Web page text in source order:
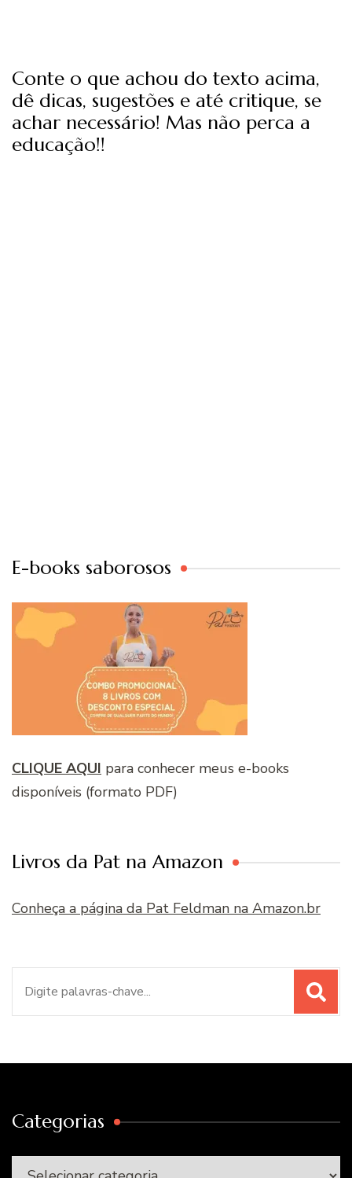
Conte o que achou do texto acima,
dê dicas, sugestões e até critique, se
achar necessário! Mas não perca a
educação!!
E-books saborosos
CLIQUE AQUI para conhecer meus e-books
disponíveis (formato PDF)
Livros da Pat na Amazon
Conheça a página da Pat Feldman na Amazon.br
Categorias
Categorias